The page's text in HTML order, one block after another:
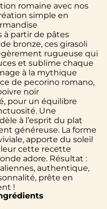
romaine avec nos
simple en
à partir de pâtes
bronze, ces girasoli
rugueuse qui
et sublime chaque
à la mythique
de pecorino romano,
noir
pour un équilibre
Une
à l’esprit du plat
généreuse. La forme
apporte du soleil
cette recette
adore. Résultat :
authentique,
prête en
!